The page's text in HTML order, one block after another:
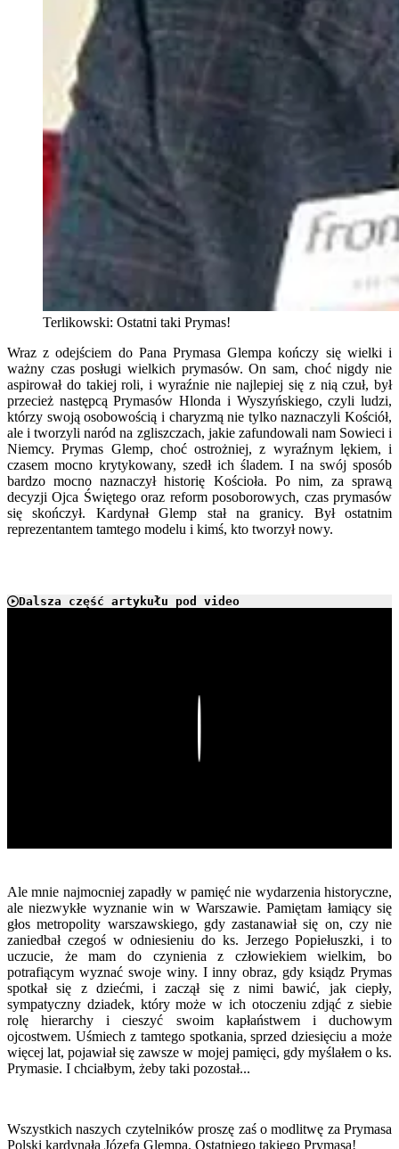
Terlikowski: Ostatni taki Prymas!
Wraz z odejściem do Pana Prymasa Glempa kończy się wielki i
ważny czas posługi wielkich prymasów. On sam, choć nigdy nie
aspirował do takiej roli, i wyraźnie nie najlepiej się z nią czuł, był
przecież następcą Prymasów Hlonda i Wyszyńskiego, czyli ludzi,
którzy swoją osobowością i charyzmą nie tylko naznaczyli Kościół,
ale i tworzyli naród na zgliszczach, jakie zafundowali nam Sowieci i
Niemcy. Prymas Glemp, choć ostrożniej, z wyraźnym lękiem, i
czasem mocno krytykowany, szedł ich śladem. I na swój sposób
bardzo mocno naznaczył historię Kościoła. Po nim, za sprawą
decyzji Ojca Świętego oraz reform posoborowych, czas prymasów
się skończył. Kardynał Glemp stał na granicy. Był ostatnim
reprezentantem tamtego modelu i kimś, kto tworzył nowy.
Dalsza część artykułu pod video
Ale mnie najmocniej zapadły w pamięć nie wydarzenia historyczne,
ale niezwykłe wyznanie win w Warszawie. Pamiętam łamiący się
głos metropolity warszawskiego, gdy zastanawiał się on, czy nie
zaniedbał czegoś w odniesieniu do ks. Jerzego Popiełuszki, i to
uczucie, że mam do czynienia z człowiekiem wielkim, bo
potrafiącym wyznać swoje winy. I inny obraz, gdy ksiądz Prymas
spotkał się z dziećmi, i zaczął się z nimi bawić, jak ciepły,
sympatyczny dziadek, który może w ich otoczeniu zdjąć z siebie
rolę hierarchy i cieszyć swoim kapłaństwem i duchowym
ojcostwem. Uśmiech z tamtego spotkania, sprzed dziesięciu a może
więcej lat, pojawiał się zawsze w mojej pamięci, gdy myślałem o ks.
Prymasie. I chciałbym, żeby taki pozostał...
Wszystkich naszych czytelników proszę zaś o modlitwę za Prymasa
Polski kardynała Józefa Glempa. Ostatniego takiego Prymasa!